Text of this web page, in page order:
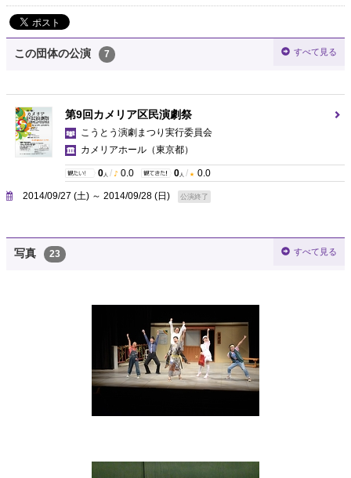
この団体の公演 7 すべて見る
第9回カメリア区民演劇祭
こうとう演劇まつり実行委員会
カメリアホール （東京都）
0 人 / 0.0 0 人 / 0.0
2014/09/27 (土) ～ 2014/09/28 (日) 公演終了
写真 23 すべて見る